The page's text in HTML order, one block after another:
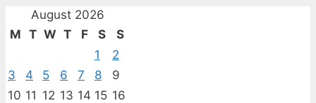
August 2026
M T W T F S
S
1
2
3
4 5 6 7 8
9
10 11 12 13 14 15 16